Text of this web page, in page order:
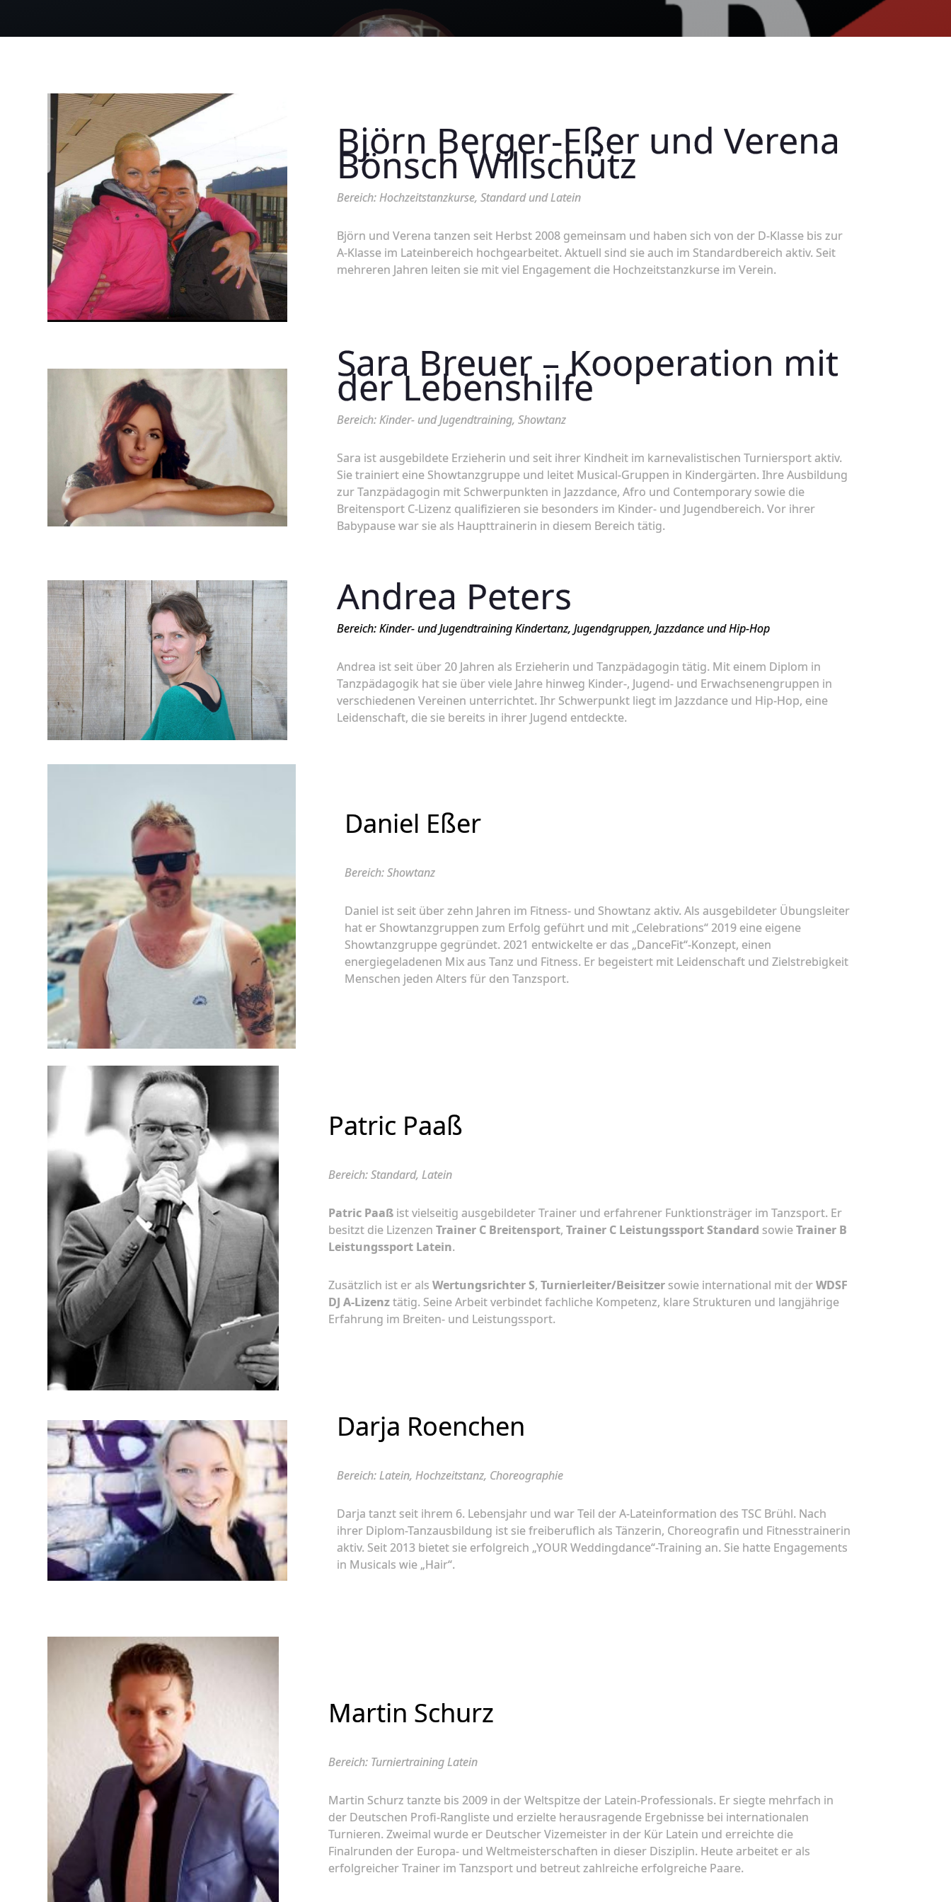
Björn Berger-Eßer und Verena
Bönsch Willschütz
Bereich: Hochzeitstanzkurse, Standard und Latein
Björn und Verena tanzen seit Herbst 2008 gemeinsam und haben sich von der D-Klasse bis zur
A-Klasse im Lateinbereich hochgearbeitet. Aktuell sind sie auch im Standardbereich aktiv. Seit
mehreren Jahren leiten sie mit viel Engagement die Hochzeitstanzkurse im Verein.
Sara Breuer – Kooperation mit
der Lebenshilfe
Bereich: Kinder- und Jugendtraining, Showtanz
Sara ist ausgebildete Erzieherin und seit ihrer Kindheit im karnevalistischen Turniersport aktiv.
Sie trainiert eine Showtanzgruppe und leitet Musical-Gruppen in Kindergärten. Ihre Ausbildung
zur Tanzpädagogin mit Schwerpunkten in Jazzdance, Afro und Contemporary sowie die
Breitensport C-Lizenz qualifizieren sie besonders im Kinder- und Jugendbereich. Vor ihrer
Babypause war sie als Haupttrainerin in diesem Bereich tätig.
Andrea Peters
Bereich: Kinder- und Jugendtraining Kindertanz, Jugendgruppen, Jazzdance und Hip-Hop
Andrea ist seit über 20 Jahren als Erzieherin und Tanzpädagogin tätig. Mit einem Diplom in
Tanzpädagogik hat sie über viele Jahre hinweg Kinder-, Jugend- und Erwachsenengruppen in
verschiedenen Vereinen unterrichtet. Ihr Schwerpunkt liegt im Jazzdance und Hip-Hop, eine
Leidenschaft, die sie bereits in ihrer Jugend entdeckte.
Daniel Eßer
Bereich: Showtanz
Daniel ist seit über zehn Jahren im Fitness- und Showtanz aktiv. Als ausgebildeter Übungsleiter
hat er Showtanzgruppen zum Erfolg geführt und mit „Celebrations“ 2019 eine eigene
Showtanzgruppe gegründet. 2021 entwickelte er das „DanceFit“-Konzept, einen
energiegeladenen Mix aus Tanz und Fitness. Er begeistert mit Leidenschaft und Zielstrebigkeit
Menschen jeden Alters für den Tanzsport.
Patric Paaß
Bereich: Standard, Latein
Patric Paaß ist vielseitig ausgebildeter Trainer und erfahrener Funktionsträger im Tanzsport. Er
besitzt die LizenzenTrainer C Breitensport,Trainer C Leistungssport Standard sowieTrainer B
Leistungssport Latein.
Zusätzlich ist er alsWertungsrichter S,Turnierleiter/Beisitzersowie international mit derWDSF
DJ A-Lizenztätig. Seine Arbeit verbindet fachliche Kompetenz, klare Strukturen und langjährige
Erfahrung im Breiten- und Leistungssport.
Darja Roenchen
Bereich: Latein, Hochzeitstanz, Choreographie
Darja tanzt seit ihrem 6. Lebensjahr und war Teil der A-Lateinformation des TSC Brühl. Nach
ihrer Diplom-Tanzausbildung ist sie freiberuflich als Tänzerin, Choreografin und Fitnesstrainerin
aktiv. Seit 2013 bietet sie erfolgreich „YOUR Weddingdance“-Training an. Sie hatte Engagements
in Musicals wie „Hair“.
Martin Schurz
Bereich: Turniertraining Latein
Martin Schurz tanzte bis 2009 in der Weltspitze der Latein-Professionals. Er siegte mehrfach in
der Deutschen Profi-Rangliste und erzielte herausragende Ergebnisse bei internationalen
Turnieren. Zweimal wurde er Deutscher Vizemeister in der Kür Latein und erreichte die
Finalrunden der Europa- und Weltmeisterschaften in dieser Disziplin. Heute arbeitet er als
erfolgreicher Trainer im Tanzsport und betreut zahlreiche erfolgreiche Paare.